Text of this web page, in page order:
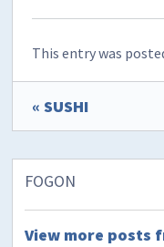
This entry was
« SUSHI
FOGON
View more posts